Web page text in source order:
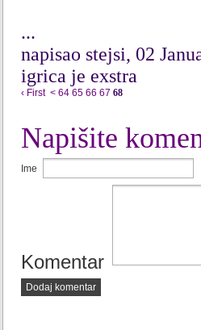
...
napisao stejsi, 02
igrica je exstra
‹ First < 64 65 66 67 68
Napišite
Ime
Komentar
Dodaj komentar